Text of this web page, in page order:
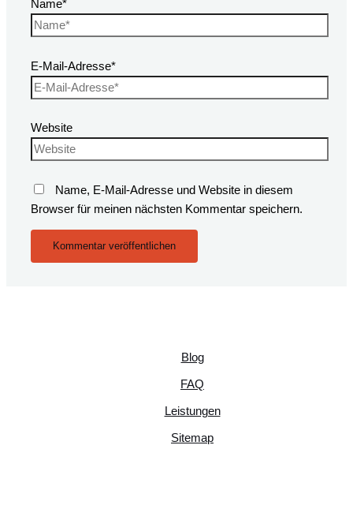
Name*
E-Mail-Adresse*
Website
Name, E-Mail-Adresse und Website in diesem
Browser für meinen nächsten Kommentar speichern.
Blog
FAQ
Leistungen
Sitemap